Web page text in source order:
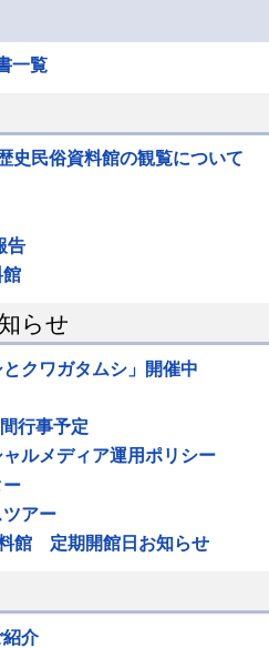
一覧
史民俗資料館の観覧について
告
館
らせ
クワガタムシ」開催中
行事予定
ルメディア運用ポリシー
ー
アー
館 定期開館日お知らせ
介